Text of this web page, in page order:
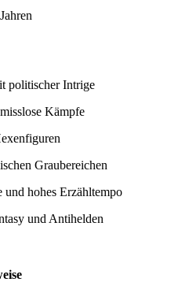
politischer Intrige
Kämpfe
Graubereichen
hohes Erzähltempo
und Antihelden